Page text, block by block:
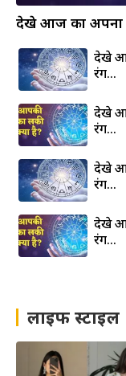
देखे आज का अपना
देखे
रंग…
देखे
रंग…
देखे
रंग…
देखे
रंग…
लाइफ स्टाइल